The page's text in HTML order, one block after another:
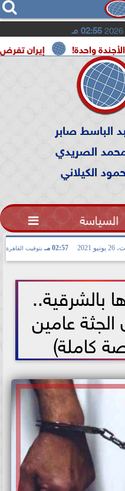

02:55 مـ
إيران تفرض شروطها
الباسط صابر
الصريدي
الكيلاني
السياسة 
2021 02:57 مـ بتوقيت القاهرة
بالشرقية..
الجثة عامين
كاملة)